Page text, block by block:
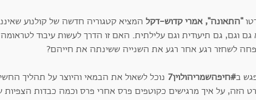
"התאונה", אמרי קדוש-דקל המציא קטגוריה חדשה של קולנוע
גם וגם, גם תיעודית וגם עלילתית. האם זו הדרך לעשות עיבוד
לשחזר רגע אחר רגע את השנייה ששינתה את חייהם?
ב#חיפהשמריהולוין7
נוכל לשאול את הבמאי והיוצר על תהליך
הזה, על איך מרגישים כקוטפים פרס אחרי פרס וכמה כבדות הצפיות